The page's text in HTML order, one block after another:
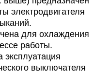
электродвигателя
для охлаждения
работы.
выключателя